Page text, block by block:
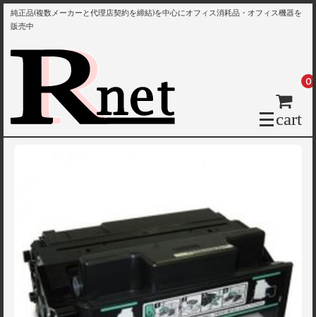
純正品(複数メーカーと代理店契約を締結)を中心にオフィス消耗品・オフィス機器を
販売中
cart
0